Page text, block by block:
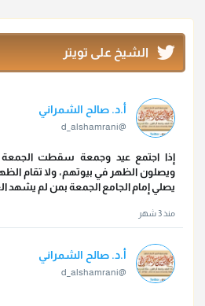
الشيخ على تويتر
أ.د. صالح الشمراني
@d_alshamrani
إذا اجتمع عيد وجمعة سقطت
ويصلون الظهر في بيوتهم، ولا تقام
يصلي إمام الجامع الجمعة بمن لم يشهد
منذ 3 شهر
أ.د. صالح الشمراني
@d_alshamrani